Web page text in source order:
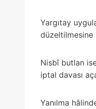
Yargıtay
düzeltilmesine
Nisbî butlan
iptal davası
Yanılma